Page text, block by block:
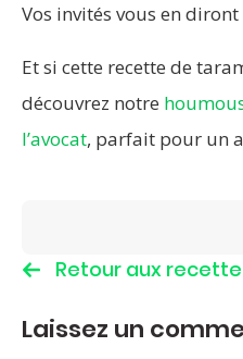
Vos invités vous en
Et si cette recette de
découvrez notre
l’avocat, parfait pour un
Retour aux
Laissez un